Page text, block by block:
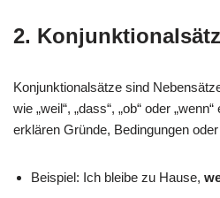
2.
Konjunktionalsätze sind
wie „weil“, „dass“, „ob“ oder
erklären Gründe, Bedingungen
Beispiel: Ich bleibe zu Hause,